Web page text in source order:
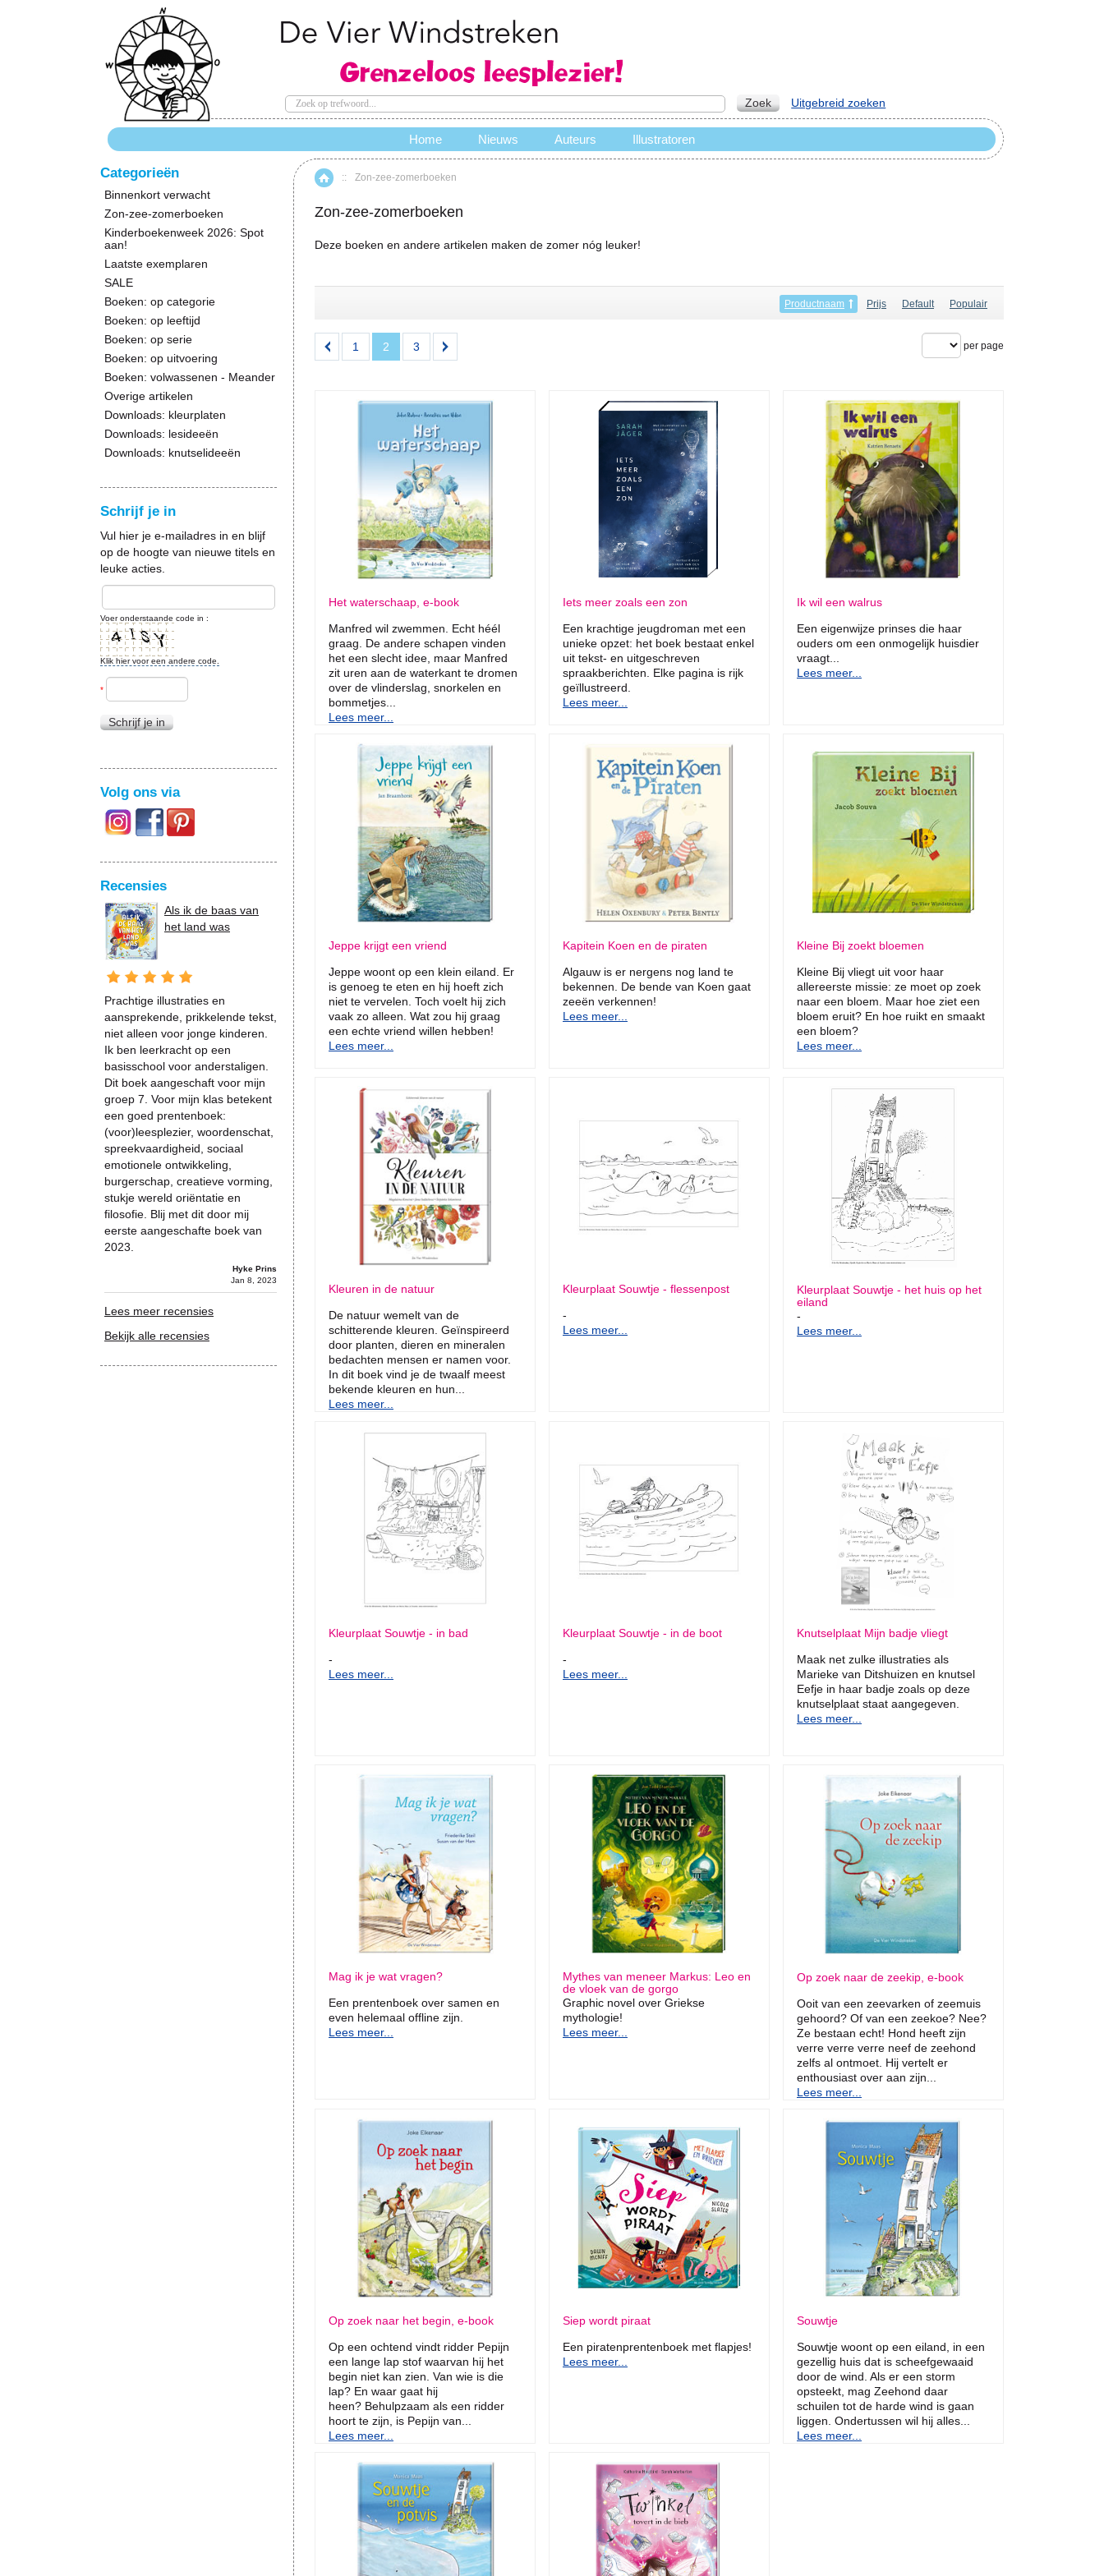
Home
:: Zon-zee-zomerboeken
Zon-zee-zomerboeken
Deze boeken en andere artikelen maken de zomer nóg leuker!
Productnaam Prijs Default Populair
1 2 3 per page
Het waterschaap, e-book
Manfred wil zwemmen. Echt héél
graag. De andere schapen vinden
het een slecht idee, maar Manfred
zit uren aan de waterkant te dromen
over de vlinderslag, snorkelen en
bommetjes...
Lees meer...
Iets meer zoals een zon
Een krachtige jeugdroman met een
unieke opzet: het boek bestaat enkel
uit tekst- en uitgeschreven
spraakberichten. Elke pagina is rijk
geïllustreerd.
Lees meer...
Ik wil een walrus
Een eigenwijze prinses die haar
ouders om een onmogelijk huisdier
vraagt...
Lees meer...
Jeppe krijgt een vriend
Jeppe woont op een klein eiland. Er
is genoeg te eten en hij hoeft zich
niet te vervelen. Toch voelt hij zich
vaak zo alleen. Wat zou hij graag
een echte vriend willen hebben!
Lees meer...
Kapitein Koen en de piraten
Algauw is er nergens nog land te
bekennen. De bende van Koen gaat
zeeën verkennen!
Lees meer...
Kleine Bij zoekt bloemen
Kleine Bij vliegt uit voor haar
allereerste missie: ze moet op zoek
naar een bloem. Maar hoe ziet een
bloem eruit? En hoe ruikt en smaakt
een bloem?
Lees meer...
Kleuren in de natuur
De natuur wemelt van de
schitterende kleuren. Geïnspireerd
door planten, dieren en mineralen
bedachten mensen er namen voor.
In dit boek vind je de twaalf meest
bekende kleuren en hun...
Lees meer...
Kleurplaat Souwtje - flessenpost
-
Lees meer...
Kleurplaat Souwtje - het huis op het
eiland
-
Lees meer...
Kleurplaat Souwtje - in bad
-
Lees meer...
Kleurplaat Souwtje - in de boot
-
Lees meer...
Knutselplaat Mijn badje vliegt
Maak net zulke illustraties als
Marieke van Ditshuizen en knutsel
Eefje in haar badje zoals op deze
knutselplaat staat aangegeven.
Lees meer...
Mag ik je wat vragen?
Een prentenboek over samen en
even helemaal offline zijn.
Lees meer...
Mythes van meneer Markus: Leo en
de vloek van de gorgo
Graphic novel over Griekse
mythologie!
Lees meer...
Op zoek naar de zeekip, e-book
Ooit van een zeevarken of zeemuis
gehoord? Of van een zeekoe? Nee?
Ze bestaan echt! Hond heeft zijn
verre verre verre neef de zeehond
zelfs al ontmoet. Hij vertelt er
enthousiast over aan zijn...
Lees meer...
Op zoek naar het begin, e-book
Op een ochtend vindt ridder Pepijn
een lange lap stof waarvan hij het
begin niet kan zien. Van wie is die
lap? En waar gaat hij
heen? Behulpzaam als een ridder
hoort te zijn, is Pepijn van...
Lees meer...
Siep wordt piraat
Een piratenprentenboek met flapjes!
Lees meer...
Souwtje
Souwtje woont op een eiland, in een
gezellig huis dat is scheefgewaaid
door de wind. Als er een storm
opsteekt, mag Zeehond daar
schuilen tot de harde wind is gaan
liggen. Ondertussen wil hij alles...
Lees meer...
Categorieën
Binnenkort verwacht
Zon-zee-zomerboeken
Kinderboekenweek 2026: Spot
aan!
Laatste exemplaren
SALE
Boeken: op categorie
Boeken: op leeftijd
Boeken: op serie
Boeken: op uitvoering
Boeken: volwassenen - Meander
Overige artikelen
Downloads: kleurplaten
Downloads: lesideeën
Downloads: knutselideeën
Schrijf je in
Vul hier je e-mailadres in en blijf
op de hoogte van nieuwe titels en
leuke acties.
Voer onderstaande code in :
Klik hier voor een andere code.
*
Schrijf je in
Volg ons via
Recensies
Als ik de baas van
het land was
Prachtige illustraties en
aansprekende, prikkelende tekst,
niet alleen voor jonge kinderen.
Ik ben leerkracht op een
basisschool voor anderstaligen.
Dit boek aangeschaft voor mijn
groep 7. Voor mijn klas betekent
een goed prentenboek:
(voor)leesplezier, woordenschat,
spreekvaardigheid, sociaal
emotionele ontwikkeling,
burgerschap, creatieve vorming,
stukje wereld oriëntatie en
filosofie. Blij met dit door mij
eerste aangeschafte boek van
2023.
Hyke Prins
Jan 8, 2023
Lees meer recensies
Bekijk alle recensies
Zoek Uitgebreid zoeken
Home Nieuws Auteurs Illustratoren